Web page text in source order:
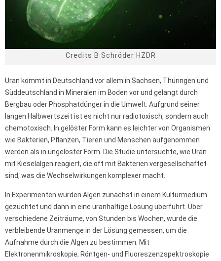
Credits B Schröder HZDR
Uran kommt in Deutschland vor allem in Sachsen, Thüringen und
Süddeutschland in Mineralen im Boden vor und gelangt durch
Bergbau oder Phosphatdünger in die Umwelt. Aufgrund seiner
langen Halbwertszeit ist es nicht nur radiotoxisch, sondern auch
chemotoxisch. In gelöster Form kann es leichter von Organismen
wie Bakterien, Pflanzen, Tieren und Menschen aufgenommen
werden als in ungelöster Form. Die Studie untersuchte, wie Uran
mit Kieselalgen reagiert, die oft mit Bakterien vergesellschaftet
sind, was die Wechselwirkungen komplexer macht.
In Experimenten wurden Algen zunächst in einem Kulturmedium
gezüchtet und dann in eine uranhaltige Lösung überführt. Über
verschiedene Zeiträume, von Stunden bis Wochen, wurde die
verbleibende Uranmenge in der Lösung gemessen, um die
Aufnahme durch die Algen zu bestimmen. Mit
Elektronenmikroskopie, Röntgen- und Fluoreszenzspektroskopie